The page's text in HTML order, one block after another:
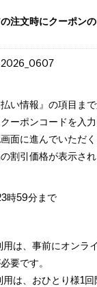
注文時にクーポン
2026_0607
い情報』の項目ま
ーポンコードを入力
面に進んでいただく
割引価格が表示され
時59分まで
用は、事前にオンラ
要です。
用は、おひとり様1